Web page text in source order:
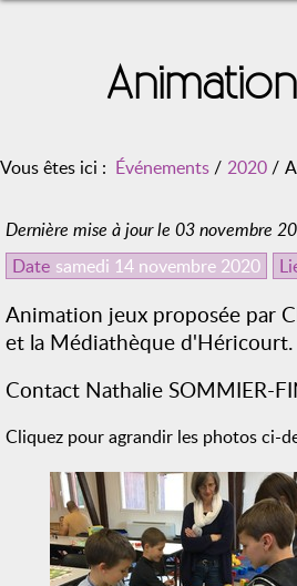
Vous êtes ici : Événements / 2020 /
Dernière mise à jour le 03 novembre
Date samedi 14 novembre 2020
Animation jeux proposée par
et la Médiathèque d'Héricourt.
Contact Nathalie SOMMIER-
Cliquez pour agrandir les photos ci-